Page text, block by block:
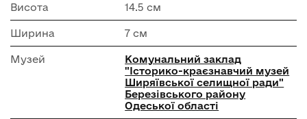
Висота 14.5 см
Ширина 7 см
Музей
Комунальний заклад
"Історико-краєзнавчий музей
Ширяївської селищної ради"
Березівського району
Одеської області